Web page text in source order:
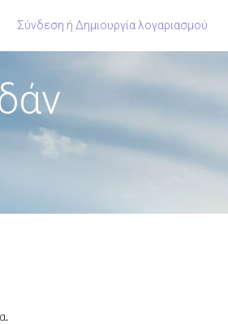
Σύνδεση ή Δημιουργία λογαριασμού